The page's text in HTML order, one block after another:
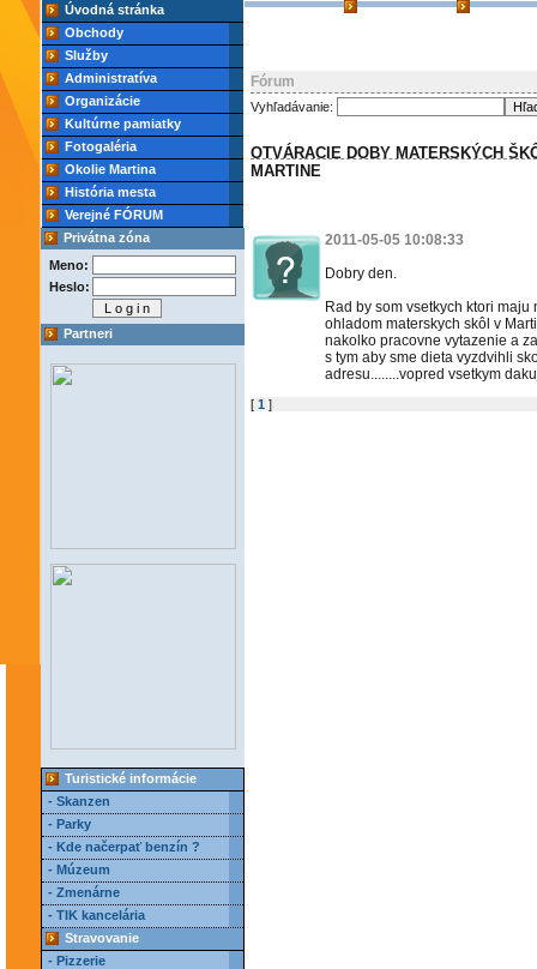
Úvodná stránka
Obchody
Služby
Administratíva
Organizácie
Kultúrne pamiatky
Fotogaléria
Okolie Martina
História mesta
Verejné FÓRUM
Privátna zóna
Meno:
Heslo:
Partneri
Turistické informácie
- Skanzen
- Parky
- Kde načerpať benzín ?
- Múzeum
- Zmenárne
- TIK kancelária
Stravovanie
- Pizzerie
Fórum
Vyhľadávanie:
OTVÁRACIE DOBY MATERSKÝCH
MARTINE
2011-05-05 10:08:33
Dobry den.
Rad by som vsetkych ktori
ohladom materskych skôl v
nakolko pracovne vytazenie a
s tym aby sme dieta vyzdvihli
adresu........vopred vsetkym
[ 1 ]